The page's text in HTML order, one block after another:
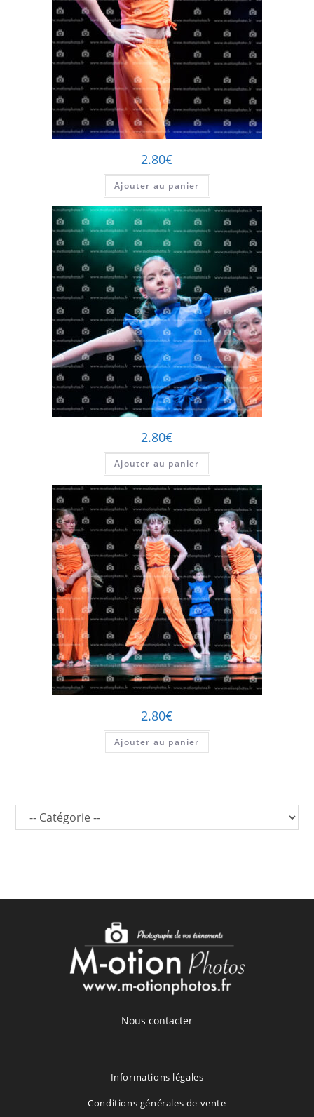
2.80€
Ajouter au panier
2.80€
Ajouter au panier
2.80€
Ajouter au panier
Nous contacter
Informations légales
Conditions générales de vente